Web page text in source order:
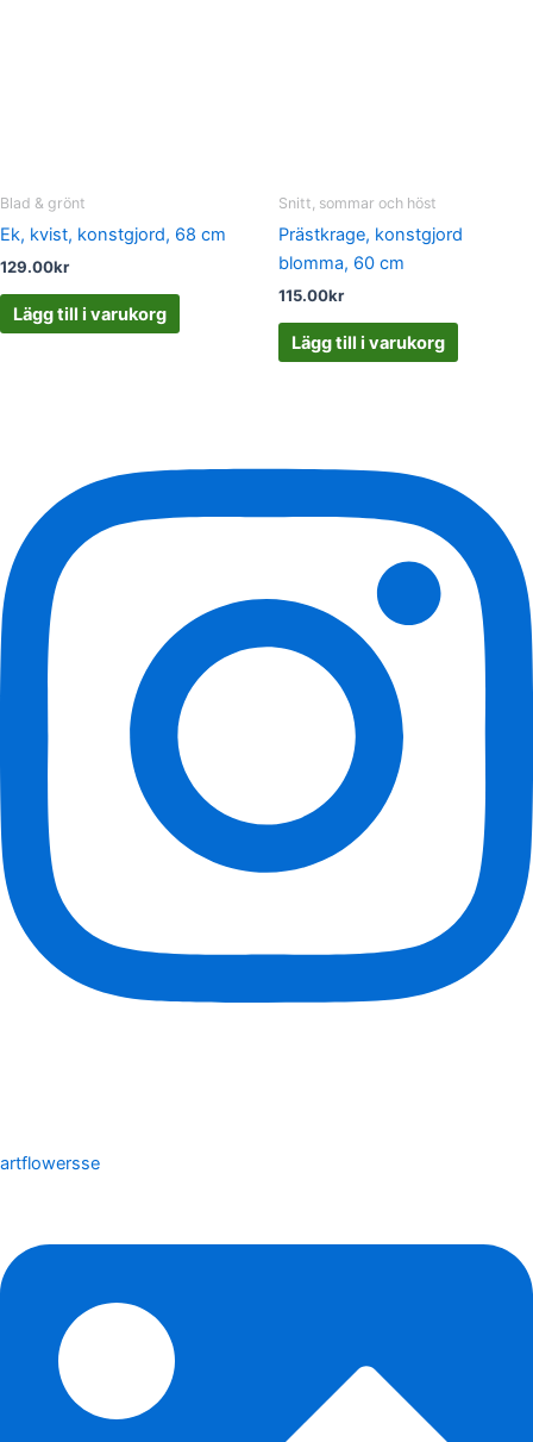
Blad & grönt
Ek, kvist, konstgjord, 68 cm
129.00kr
Lägg till i varukorg
Snitt, sommar och höst
Prästkrage, konstgjord
blomma, 60 cm
115.00kr
Lägg till i varukorg
artflowersse